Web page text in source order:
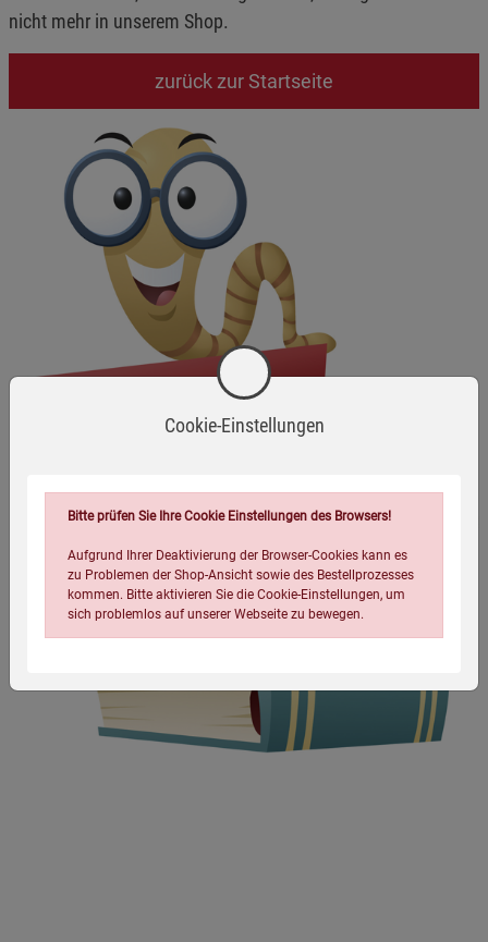
nicht mehr in unserem Shop.
zurück zur Startseite
Cookie-Einstellungen
Bitte prüfen Sie Ihre Cookie Einstellungen des Browsers!
Aufgrund Ihrer Deaktivierung der Browser-Cookies kann es
zu Problemen der Shop-Ansicht sowie des Bestellprozesses
kommen. Bitte aktivieren Sie die Cookie-Einstellungen, um
sich problemlos auf unserer Webseite zu bewegen.